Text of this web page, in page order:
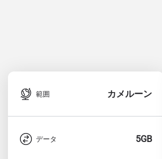
範囲 カメルーン
データ 5GB